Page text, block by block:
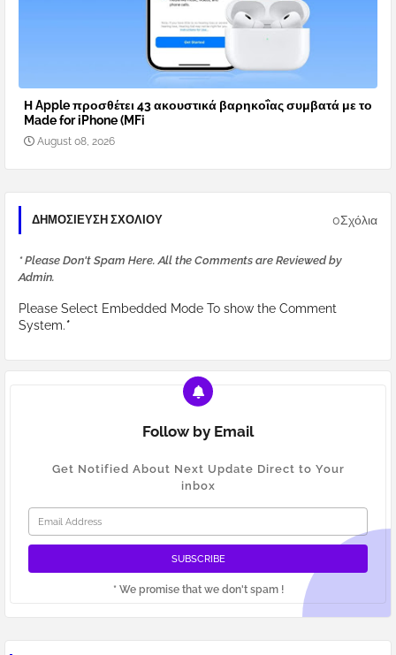
Η Apple προσθέτει 43 ακουστικά βαρηκοΐας συμβατά με το
Made for iPhone (MFi
August 08, 2026
ΔΗΜΟΣΊΕΥΣΗ ΣΧΟΛΊΟΥ 0Σχόλια
* Please Don't Spam Here. All the Comments are Reviewed by
Admin.
Please Select Embedded Mode To show the Comment
System.*
Follow by Email
Get Notified About Next Update Direct to Your
inbox
* We promise that we don't spam !